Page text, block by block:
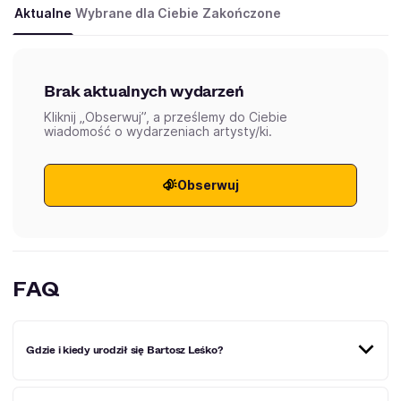
Aktualne Wybrane dla Ciebie Zakończone
Brak aktualnych wydarzeń
Kliknij „Obserwuj”, a prześlemy do Ciebie
wiadomość o wydarzeniach artysty/ki.
Obserwuj
FAQ
Gdzie i kiedy urodził się Bartosz Leśko?